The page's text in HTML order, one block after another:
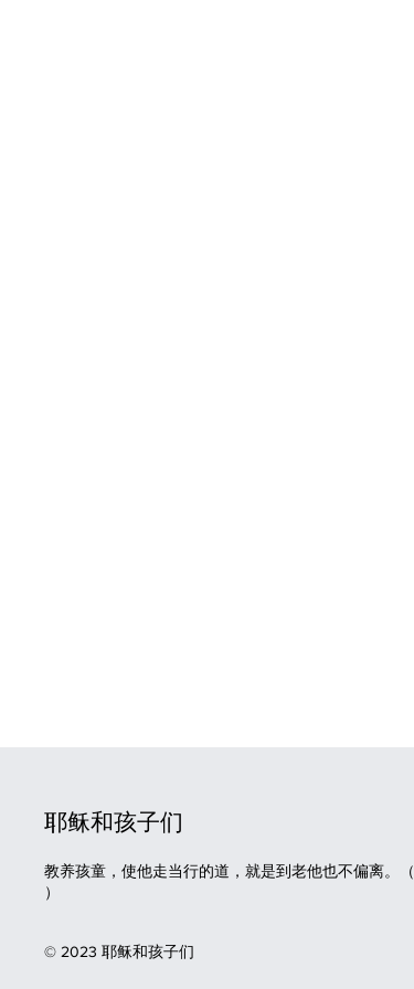
耶稣和孩子们
教养孩童，使他走当行的道，就是到老他也不偏离。（
）
© 2023 耶稣和孩子们